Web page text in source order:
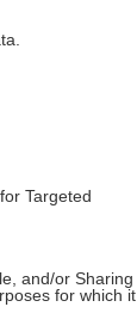
Targeted
and/or Sharing
for which it